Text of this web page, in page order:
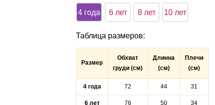
4 года 6 лет 8 лет 10 лет
Таблица размеров:
Размер
Обхват
груди (см)
Длинна
(см)
Плечи
(см)
4 года 72 44 31
6 лет 76 50 34